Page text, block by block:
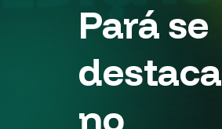
Pará se
destaca
no